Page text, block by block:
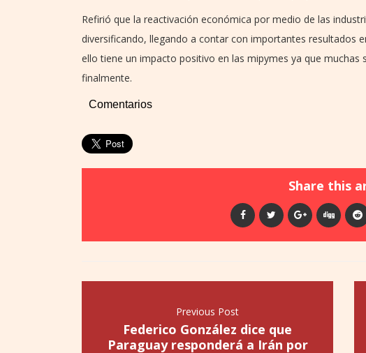
Refirió que la reactivación económica por medio de las
diversificando, llegando a contar con importantes resultados
ello tiene un impacto positivo en las mipymes ya que
finalmente.
Comentarios
Share this
Previous Post
Federico González dice que
Paraguay responderá a Irán por